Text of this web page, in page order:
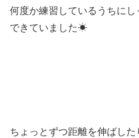
何度か練習しているうちに
できていました☀
ちょっとずつ距離を伸ばし